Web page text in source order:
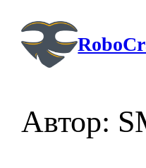
содержимому
Автор: